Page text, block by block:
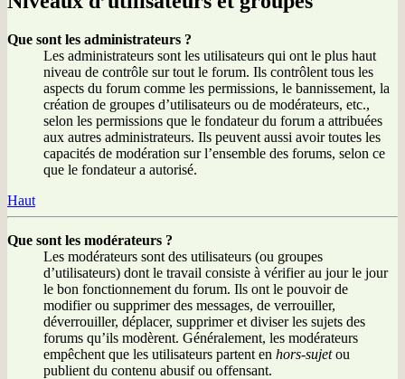
Que sont les administrateurs ?
Les administrateurs sont les utilisateurs qui ont le plus haut
niveau de contrôle sur tout le forum. Ils contrôlent tous les
aspects du forum comme les permissions, le bannissement, la
création de groupes d’utilisateurs ou de modérateurs, etc.,
selon les permissions que le fondateur du forum a attribuées
aux autres administrateurs. Ils peuvent aussi avoir toutes les
capacités de modération sur l’ensemble des forums, selon ce
que le fondateur a autorisé.
Haut
Que sont les modérateurs ?
Les modérateurs sont des utilisateurs (ou groupes
d’utilisateurs) dont le travail consiste à vérifier au jour le jour
le bon fonctionnement du forum. Ils ont le pouvoir de
modifier ou supprimer des messages, de verrouiller,
déverrouiller, déplacer, supprimer et diviser les sujets des
forums qu’ils modèrent. Généralement, les modérateurs
empêchent que les utilisateurs partent en hors-sujetou
publient du contenu abusif ou offensant.